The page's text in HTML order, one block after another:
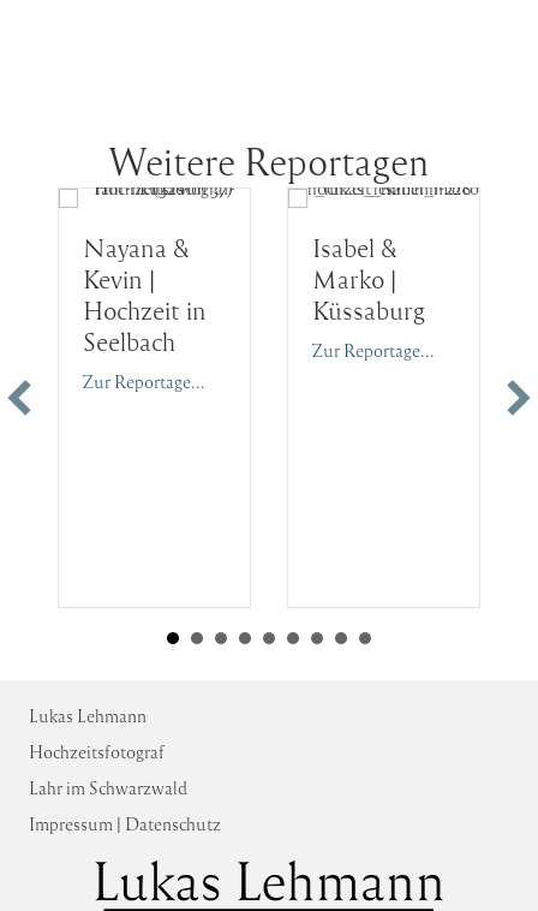
Weitere Reportagen
Nayana &
Kevin |
Hochzeit in
Seelbach
Zur Reportage...
Isabel &
Marko |
Küssaburg
Zur Reportage...
Lukas Lehmann
Hochzeitsfotograf
Lahr im Schwarzwald
Impressum | Datenschutz